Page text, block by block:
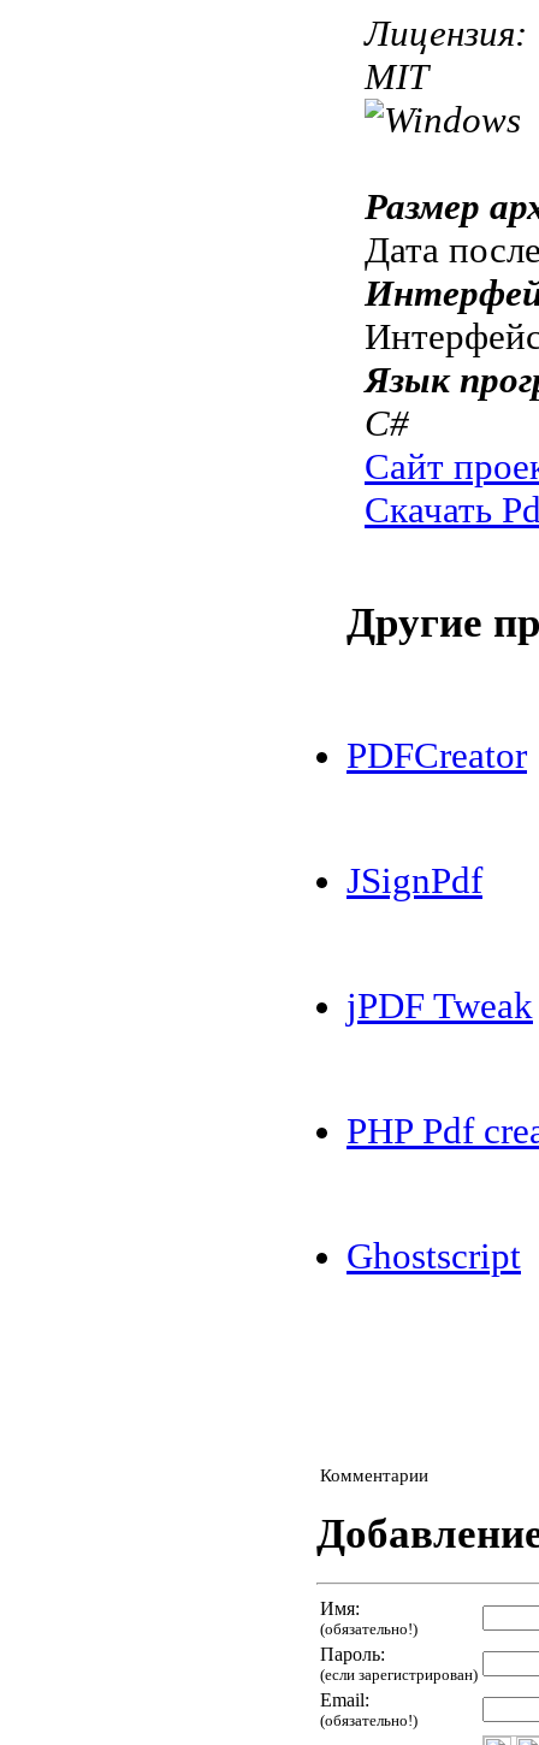
Лицензия:
MIT
Размер
Дата
Язык
C#
Сайт
Скачать
Другие
PDFCreator
JSignPdf
jPDF Tweak
PHP Pdf
Ghostscript
Комментарии
Имя:
(обязательно!)
Пароль:
(если зарегистрирован)
Email:
(обязательно!)